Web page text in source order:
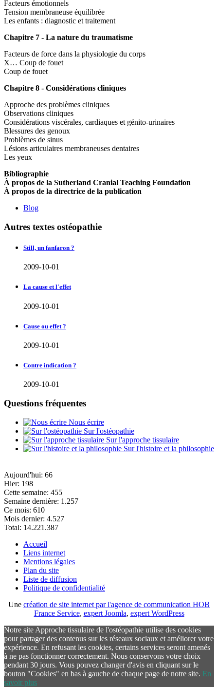
Facteurs émotionnels
Tension membraneuse équilibrée
Les enfants : diagnostic et traitement
Chapitre 7 - La nature du traumatisme
Facteurs de force dans la physiologie du corps
X… Coup de fouet
Coup de fouet
Chapitre 8 - Considérations cliniques
Approche des problèmes cliniques
Observations cliniques
Considérations viscérales, cardiaques et génito-urinaires
Blessures des genoux
Problèmes de sinus
Lésions articulaires membraneuses dentaires
Les yeux
Bibliographie
À propos de la Sutherland Cranial Teaching Foundation
À propos de la directrice de la publication
Blog
Autres textes ostéopathie
Still, un fanfaron ?
2009-10-01
La cause et l'effet
2009-10-01
Cause ou effet ?
2009-10-01
Contre indication ?
2009-10-01
Questions fréquentes
Nous écrire
Sur l'ostéopathie
Sur l'approche tissulaire
Sur l'histoire et la philosophie
Aujourd'hui: 66
Hier: 198
Cette semaine: 455
Semaine dernière: 1.257
Ce mois: 610
Mois dernier: 4.527
Total: 14.221.387
Accueil
Liens internet
Mentions légales
Plan du site
Liste de diffusion
Politique de confidentialité
Une création de site internet par l'agence de communication HOB
France Service, expert Joomla, expert WordPress
Notre site Approche tissulaire de l'ostéopathie utilise des cookies
pour partager des contenus sur les réseaux sociaux et améliorer votre
expérience. En refusant les cookies, certains services seront amenés
à ne pas fonctionner correctement. Nous conservons votre choix
pendant 30 jours. Vous pouvez changer d'avis en cliquant sur le
bouton "Cookies" en bas à gauche de chaque page de notre site. En
savoir plus